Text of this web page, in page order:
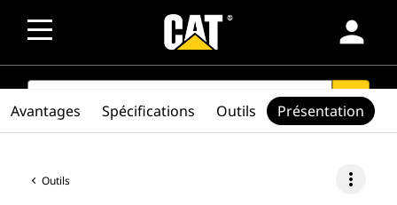
person
SEARCH search
Outils more_vert
Avantages Spécifications Outils Présentation